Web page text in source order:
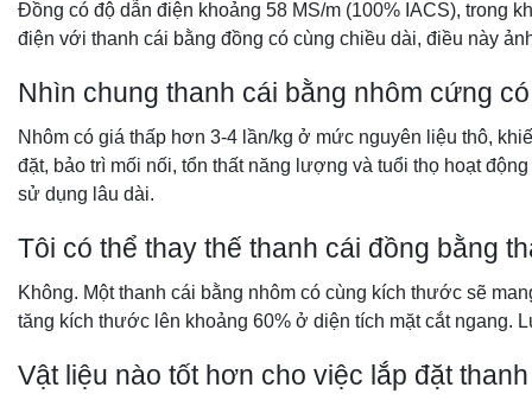
Đồng có độ dẫn điện khoảng 58 MS/m (100% IACS), trong
điện với thanh cái bằng đồng có cùng chiều dài, điều này
Nhìn chung thanh cái bằng nhôm cứng
Nhôm có giá thấp hơn 3-4 lần/kg ở mức nguyên liệu thô,
đặt, bảo trì mối nối, tổn thất năng lượng và tuổi thọ hoạt
sử dụng lâu dài.
Tôi có thể thay thế thanh cái đồng bằng
Không. Một thanh cái bằng nhôm có cùng kích thước sẽ
tăng kích thước lên khoảng 60% ở diện tích mặt cắt ngang.
Vật liệu nào tốt hơn cho việc lắp đặt